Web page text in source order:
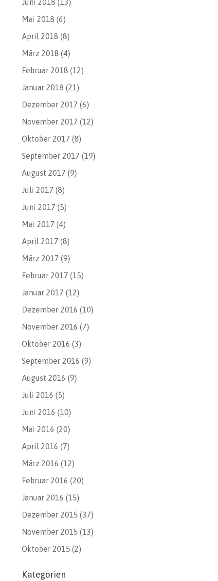
Juni 2018 (13)
Mai 2018 (6)
April 2018 (8)
März 2018 (4)
Februar 2018 (12)
Januar 2018 (21)
Dezember 2017 (6)
November 2017 (12)
Oktober 2017 (8)
September 2017 (19)
August 2017 (9)
Juli 2017 (8)
Juni 2017 (5)
Mai 2017 (4)
April 2017 (8)
März 2017 (9)
Februar 2017 (15)
Januar 2017 (12)
Dezember 2016 (10)
November 2016 (7)
Oktober 2016 (3)
September 2016 (9)
August 2016 (9)
Juli 2016 (5)
Juni 2016 (10)
Mai 2016 (20)
April 2016 (7)
März 2016 (12)
Februar 2016 (20)
Januar 2016 (15)
Dezember 2015 (37)
November 2015 (13)
Oktober 2015 (2)
Kategorien